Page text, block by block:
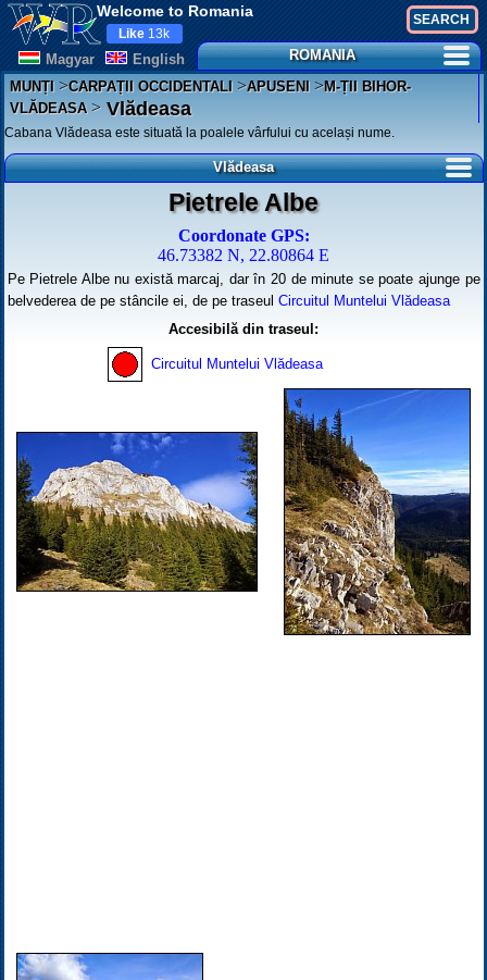
Welcome to Romania
Magyar English
Like 13k
ROMANIA
MUNȚI>CARPAȚII OCCIDENTALI>APUSENI>M-ȚII BIHOR-
VLĂDEASA>Vlădeasa
Cabana Vlădeasa este situată la poalele vârfului cu același nume.
Vlădeasa
Pietrele Albe
Coordonate GPS:
46.73382 N, 22.80864 E
Pe Pietrele Albe nu există marcaj, dar în 20 de minute se poate ajunge pe
belvederea de pe stâncile ei, de pe traseul Circuitul Muntelui Vlădeasa
Accesibilă din traseul:
Circuitul Muntelui Vlădeasa